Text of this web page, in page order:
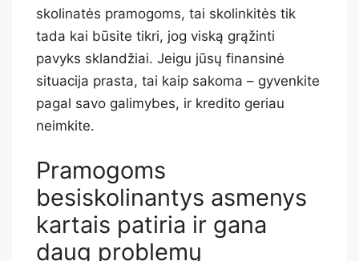
skolinatės pramogoms, tai skolinkitės tik
tada kai būsite tikri, jog viską grąžinti
pavyks sklandžiai. Jeigu jūsų finansinė
situacija prasta, tai kaip sakoma – gyvenkite
pagal savo galimybes, ir kredito geriau
neimkite.
Pramogoms
besiskolinantys asmenys
kartais patiria ir gana
daug problemų